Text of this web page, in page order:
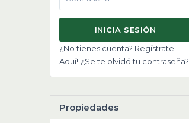
INICIA SESIÓN
¿No tienes cuenta? Regístrate
Aquí! ¿Se te olvidó tu contraseña?
Propiedades